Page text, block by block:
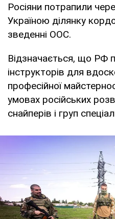
Росіяни потрапили
Україною ділянку
зведенні ООС.
Відзначається, що РФ
інструкторів для
професійної
умовах російських
снайперів і груп